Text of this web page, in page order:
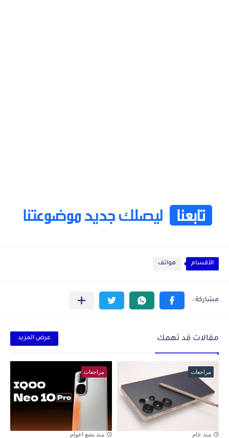
الأقسام هواتف
مقالات قد تهمك عرض المزيد
مراجعات
منذ عام
مراجعات
منذ بضع اعوام